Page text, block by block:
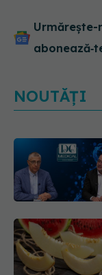
Urmărește-
NOUTĂȚI